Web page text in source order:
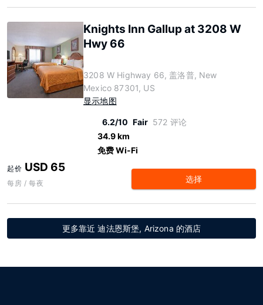
Knights Inn Gallup at 3208 W
Hwy 66
3208 W Highway 66, 盖洛普, New
Mexico 87301, US
显示地图
6.2/10 Fair 572 评论
34.9 km
免费 Wi-Fi
起价 USD 65
每房 / 每夜 选择
更多靠近 迪法恩斯堡, Arizona 的酒店